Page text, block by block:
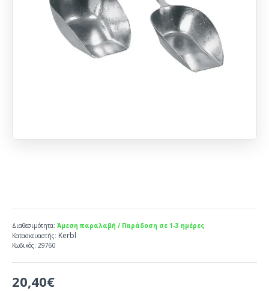
20,40€
Διαθεσιμότητα: Άμεση παραλαβή / Παράδοση σε 1-3 ημέρες
Κατασκευαστής: Kerbl
Κωδικός: 29760